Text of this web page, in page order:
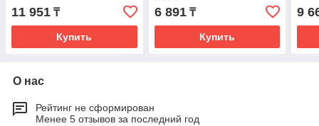
11 951 ₸
Купить
6 891₸
Купить
9
О нас
Рейтинг не сформирован
Менее 5 отзывов за последний год